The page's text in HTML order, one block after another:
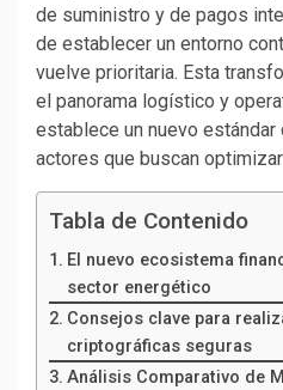
de suministro y de pagos
de establecer un entorno
vuelve prioritaria. Esta
el panorama logístico y
establece un nuevo
actores que buscan
Tabla de Contenido
El nuevo ecosistema
sector energético
Consejos clave para
criptográficas seguras
Análisis Comparativo de